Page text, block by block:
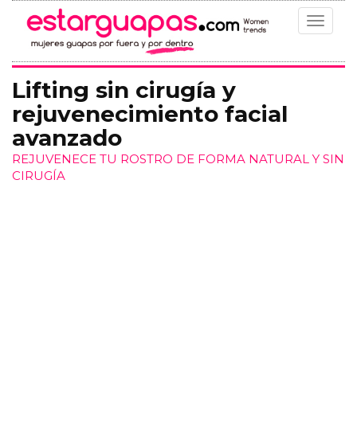
Toggle
Lifting sin cirugía y
rejuvenecimiento facial
avanzado
REJUVENECE TU ROSTRO DE FORMA NATURAL Y SIN
CIRUGÍA